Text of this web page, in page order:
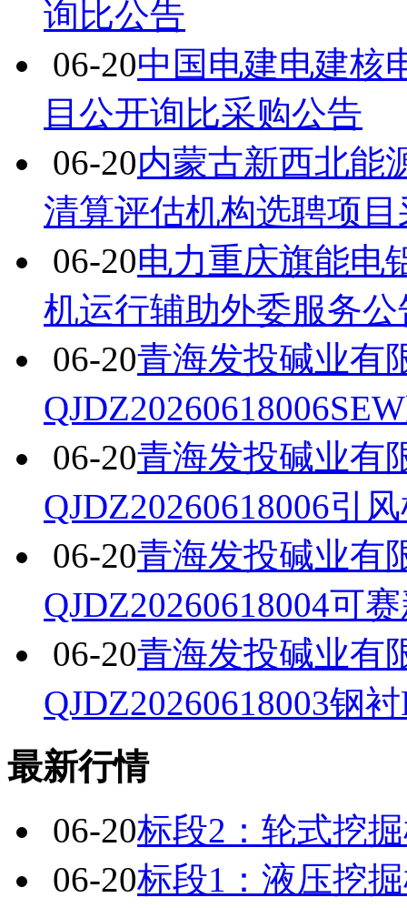
询比公告
06-20中国电建电建核
目公开询比采购公告
06-20内蒙古新西北能
清算评估机构选聘项
06-20电力重庆旗能电
机运行辅助外委服务公
06-20青海发投碱业有
06-20青海发投碱业有
QJDZ20260618006引
06-20青海发投碱业有
QJDZ20260618004可
06-20青海发投碱业有
QJDZ20260618003钢
最新行情
06-20标段2：轮式挖
06-20标段1：液压挖